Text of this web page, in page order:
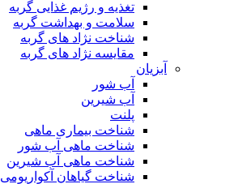
تغذیه و رژیم غذایی گربه
سلامت و بهداشت گربه
شناخت نژاد های گربه
مقایسه نژاد های گربه
آبزیان
آب شور
آب شیرین
پلنت
شناخت بیماری ماهی
شناخت ماهی آب شور
شناخت ماهی آب شیرین
شناخت گیاهان آکواریومی